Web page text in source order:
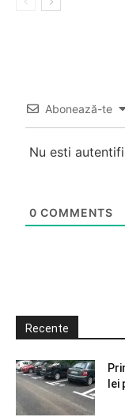
Abonează-te
Nu esti
0 COMMENTS
Recente